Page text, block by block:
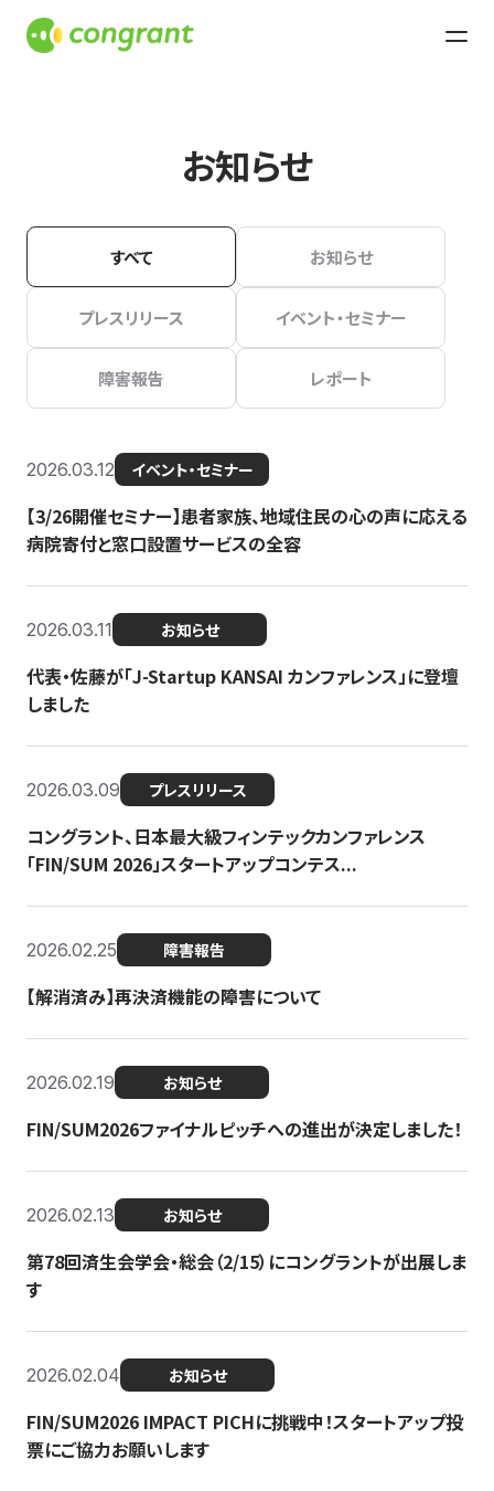
お知らせ
すべて お知らせ
プレスリリース イベント・セミナー
障害報告 レポート
2026.03.12 イベント・セミナー
【3/26開催セミナー】患者家族、地域住民の心の声に応える
病院寄付と窓口設置サービスの全容
2026.03.11 お知らせ
代表・佐藤が「J-Startup KANSAI カンファレンス」に登壇
しました
2026.03.09 プレスリリース
コングラント、日本最大級フィンテックカンファレンス
「FIN/SUM 2026」スタートアップコンテス...
2026.02.25 障害報告
【解消済み】再決済機能の障害について
2026.02.19 お知らせ
FIN/SUM2026ファイナルピッチへの進出が決定しました！
2026.02.13 お知らせ
第78回済生会学会・総会（2/15）にコングラントが出展しま
す
2026.02.04 お知らせ
FIN/SUM2026 IMPACT PICHに挑戦中！スタートアップ投
票にご協力お願いします